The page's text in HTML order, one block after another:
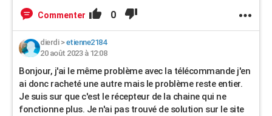
Commenter 0
dierdi>etienne2184
20 août 2023 à 12:08
Bonjour, j'ai le même problème avec la télécommande j'en
ai donc racheté une autre mais le problème reste entier.
Je suis sur que c'est le récepteur de la chaine qui ne
fonctionne plus. Je n'ai pas trouvé de solution sur le site